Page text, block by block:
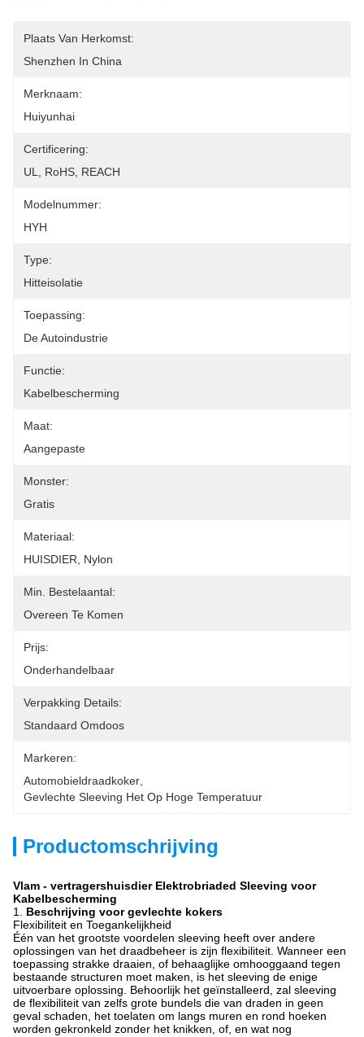
Plaats Van Herkomst:
Shenzhen In China
Merknaam:
Huiyunhai
Certificering:
UL, RoHS, REACH
Modelnummer:
HYH
Type:
Hitteisolatie
Toepassing:
De Autoindustrie
Functie:
Kabelbescherming
Maat:
Aangepaste
Monster:
Gratis
Materiaal:
HUISDIER, Nylon
Min. Bestelaantal:
Overeen Te Komen
Prijs:
Onderhandelbaar
Verpakking Details:
Standaard Omdoos
Markeren:
Automobieldraadkoker
Gevlechte Sleeving Het Op Hoge Temperatuur
Productomschrijving
Vlam - vertragershuisdier Elektrobriaded Sleeving voor
Kabelbescherming
1. Beschrijving voor gevlechte kokers
Flexibiliteit en Toegankelijkheid
Één van het grootste voordelen sleeving heeft over andere
oplossingen van het draadbeheer is zijn flexibiliteit. Wanneer een
toepassing strakke draaien, of behaaglijke omhooggaand tegen
bestaande structuren moet maken, is het sleeving de enige
uitvoerbare oplossing. Behoorlijk het geïnstalleerd, zal sleeving
de flexibiliteit van zelfs grote bundels die van draden in geen
geval schaden, het toelaten om langs muren en rond hoeken
worden gekronkeld zonder het knikken, of, en wat nog